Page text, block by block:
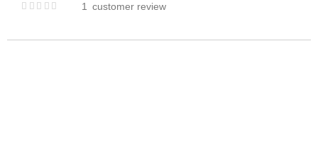
1 customer review